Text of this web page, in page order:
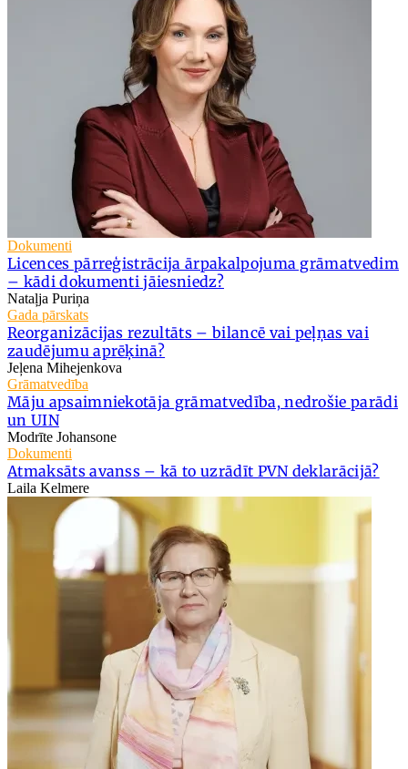
Dokumenti
Licences pārreģistrācija ārpakalpojuma grāmatvedim
– kādi dokumenti jāiesniedz?
Nataļja Puriņa
Gada pārskats
Reorganizācijas rezultāts – bilancē vai peļņas vai
zaudējumu aprēķinā?
Jeļena Mihejenkova
Grāmatvedība
Māju apsaimniekotāja grāmatvedība, nedrošie parādi
un UIN
Modrīte Johansone
Dokumenti
Atmaksāts avanss – kā to uzrādīt PVN deklarācijā?
Laila Kelmere